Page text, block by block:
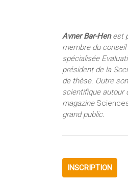
Avner Bar-Henest
membre du
spécialisée
président de la
de thèse. Outre
scientifique autour
magazine
grand public.
INSCRIPTION